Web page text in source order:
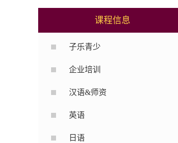
课程信息
子乐青少
企业培训
汉语&师资
英语
日语